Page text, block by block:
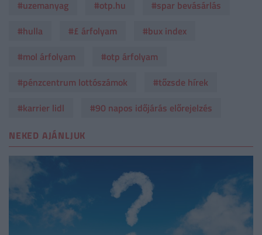
#uzemanyag
#otp.hu
#spar bevásárlás
#hulla
#£ árfolyam
#bux index
#mol árfolyam
#otp árfolyam
#pénzcentrum lottószámok
#tőzsde hírek
#karrier lidl
#90 napos időjárás előrejelzés
NEKED AJÁNLJUK